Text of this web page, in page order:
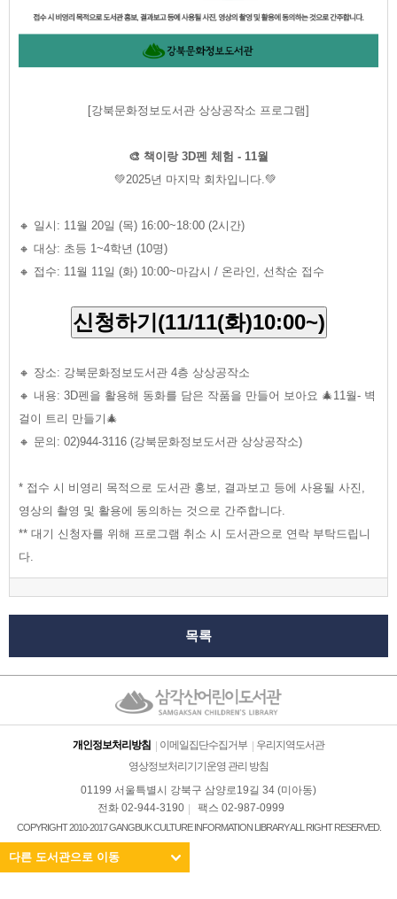
[강북문화정보도서관 상상공작소 프로그램]
🎨 책이랑 3D펜 체험 - 11월
💚2025년 마지막 회차입니다.💚
🔸 일시: 11월 20일 (목) 16:00~18:00 (2시간)
🔸 대상: 초등 1~4학년 (10명)
🔸 접수: 11월 11일 (화) 10:00~마감시 / 온라인, 선착순 접수
신청하기(11/11(화)10:00~)
🔸 장소: 강북문화정보도서관 4층 상상공작소
🔸 내용: 3D펜을 활용해 동화를 담은 작품을 만들어 보아요 🎄11월- 벽
걸이 트리 만들기🎄
🔸 문의: 02)944-3116 (강북문화정보도서관 상상공작소)
* 접수 시 비영리 목적으로 도서관 홍보, 결과보고 등에 사용될 사진,
영상의 촬영 및 활용에 동의하는 것으로 간주합니다.
** 대기 신청자를 위해 프로그램 취소 시 도서관으로 연락 부탁드립니
다.
목록
개인정보처리방침 이메일집단수집거부
우리지역도서관
영상정보처리기기운영 관리 방침
01199 서울특별시 강북구 삼양로19길 34 (미아동)
전화 02-944-3190
팩스 02-987-0999
COPYRIGHT 2010-2017 GANGBUK CULTURE INFORMATION LIBRARY ALL RIGHT RESERVED.